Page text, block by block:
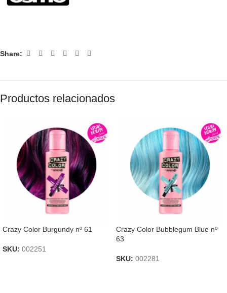
Share:
Productos relacionados
Crazy Color Burgundy nº 61
SKU: 002251
Crazy Color Bubblegum Blue nº
63
SKU: 002281